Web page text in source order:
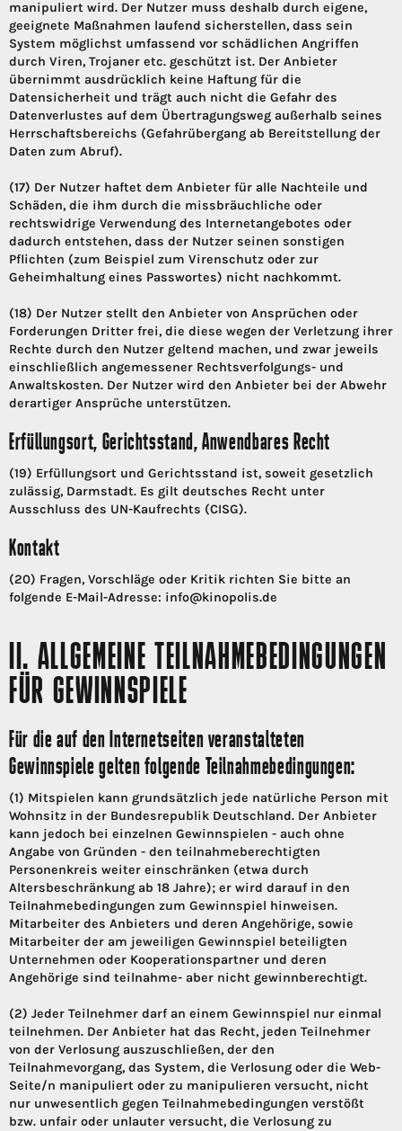
manipuliert wird. Der Nutzer muss deshalb durch eigene,
geeignete Maßnahmen laufend sicherstellen, dass sein
System möglichst umfassend vor schädlichen Angriffen
durch Viren, Trojaner etc. geschützt ist. Der Anbieter
übernimmt ausdrücklich keine Haftung für die
Datensicherheit und trägt auch nicht die Gefahr des
Datenverlustes auf dem Übertragungsweg außerhalb seines
Herrschaftsbereichs (Gefahrübergang ab Bereitstellung der
Daten zum Abruf).
(17) Der Nutzer haftet dem Anbieter für alle Nachteile und
Schäden, die ihm durch die missbräuchliche oder
rechtswidrige Verwendung des Internetangebotes oder
dadurch entstehen, dass der Nutzer seinen sonstigen
Pflichten (zum Beispiel zum Virenschutz oder zur
Geheimhaltung eines Passwortes) nicht nachkommt.
(18) Der Nutzer stellt den Anbieter von Ansprüchen oder
Forderungen Dritter frei, die diese wegen der Verletzung ihrer
Rechte durch den Nutzer geltend machen, und zwar jeweils
einschließlich angemessener Rechtsverfolgungs- und
Anwaltskosten. Der Nutzer wird den Anbieter bei der Abwehr
derartiger Ansprüche unterstützen.
Erfüllungsort, Gerichtsstand, Anwendbares Recht
(19) Erfüllungsort und Gerichtsstand ist, soweit gesetzlich
zulässig, Darmstadt. Es gilt deutsches Recht unter
Ausschluss des UN-Kaufrechts (CISG).
Kontakt
(20) Fragen, Vorschläge oder Kritik richten Sie bitte an
folgende E-Mail-Adresse: info@kinopolis.de
II. ALLGEMEINE TEILNAHMEBEDINGUNGEN
FÜR GEWINNSPIELE
Für die auf den Internetseiten veranstalteten
Gewinnspiele gelten folgende Teilnahmebedingungen:
(1) Mitspielen kann grundsätzlich jede natürliche Person mit
Wohnsitz in der Bundesrepublik Deutschland. Der Anbieter
kann jedoch bei einzelnen Gewinnspielen - auch ohne
Angabe von Gründen - den teilnahmeberechtigten
Personenkreis weiter einschränken (etwa durch
Altersbeschränkung ab 18 Jahre); er wird darauf in den
Teilnahmebedingungen zum Gewinnspiel hinweisen.
Mitarbeiter des Anbieters und deren Angehörige, sowie
Mitarbeiter der am jeweiligen Gewinnspiel beteiligten
Unternehmen oder Kooperationspartner und deren
Angehörige sind teilnahme- aber nicht gewinnberechtigt.
(2) Jeder Teilnehmer darf an einem Gewinnspiel nur einmal
teilnehmen. Der Anbieter hat das Recht, jeden Teilnehmer
von der Verlosung auszuschließen, der den
Teilnahmevorgang, das System, die Verlosung oder die Web-
Seite/n manipuliert oder zu manipulieren versucht, nicht
nur unwesentlich gegen Teilnahmebedingungen verstößt
bzw. unfair oder unlauter versucht, die Verlosung zu